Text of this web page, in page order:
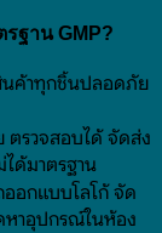
ฐาน GMP?
นค้าทุกชิ้นปลอดภัย
ตรวจสอบได้ จัดส่ง
ได้มาตรฐาน
ออกแบบโลโก้ จัด
หาอุปกรณ์ในห้อง